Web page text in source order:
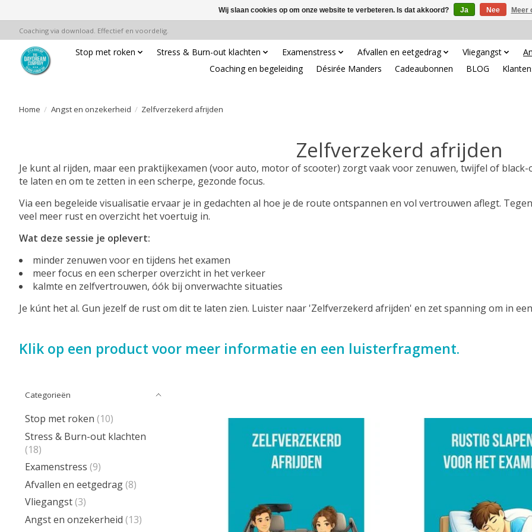
Coaching via download. Effectief en voordelig.
Stop met roken Stress & Burn-out klachten Examenstress Afvallen en eetgedrag Vliegangst
Coaching en begeleiding
Désirée Manders Cadeaubonnen BLOG
Home / Angst en onzekerheid / Zelfverzekerd afrijden
Zelfverzekerd afrijden
Je kunt al rijden, maar een praktijkexamen (voor auto, motor of scooter) zorgt vaak voor zenuwen, twijfel of
te laten en om te zetten in een scherpe, gezonde focus.
Via een begeleide visualisatie ervaar je in gedachten al hoe je de route ontspannen en vol vertrouwen aflegt.
veel meer rust en overzicht het voertuig in.
Wat deze sessie je oplevert:
minder zenuwen voor en tijdens het examen
meer focus en een scherper overzicht in het verkeer
kalmte en zelfvertrouwen, óók bij onverwachte situaties
Je kúnt het al. Gun jezelf de rust om dit te laten zien. Luister naar 'Zelfverzekerd afrijden' en zet spanning om in
Klik op een product voor meer informatie en een luisterfragment.
Categorieën
Stop met roken (10)
Stress & Burn-out klachten
(18)
Examenstress (9)
Afvallen en eetgedrag(8)
Vliegangst(3)
Angst en onzekerheid (13)
Wij slaan cookies op om onze website te verbeteren. Is dat akkoord? Ja Nee Meer